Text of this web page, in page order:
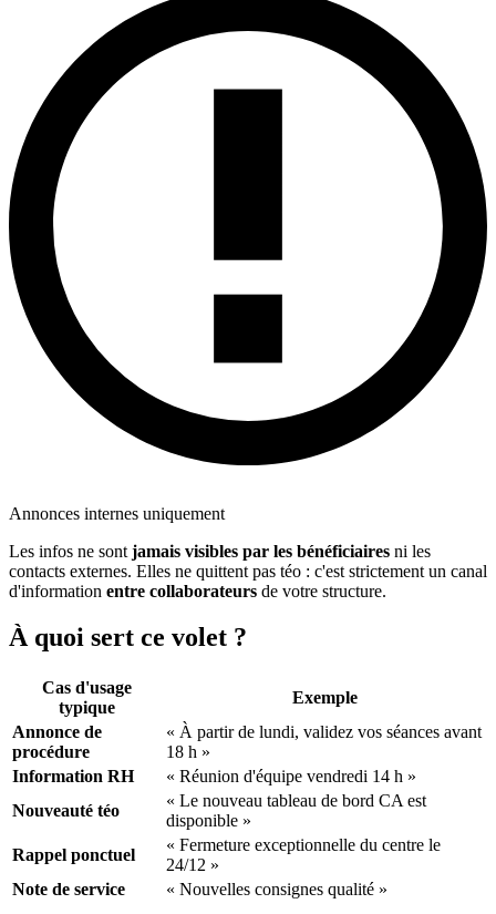
Annonces internes uniquement
Les infos ne sont jamais visibles par les bénéficiaires ni les
contacts externes. Elles ne quittent pas téo : c'est strictement un canal
d'information entre collaborateurs de votre structure.
À quoi sert ce volet ?
Cas d'usage
typique
Exemple
Annonce de
procédure
« À partir de lundi, validez vos séances avant
18 h »
Information RH
« Réunion d'équipe vendredi 14 h »
Nouveauté téo
« Le nouveau tableau de bord CA est
disponible »
Rappel ponctuel
« Fermeture exceptionnelle du centre le
24/12 »
Note de service
« Nouvelles consignes qualité »